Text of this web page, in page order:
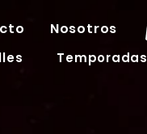
Nosotros
Temporadas